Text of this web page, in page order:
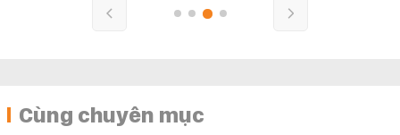
Cùng chuyên mục